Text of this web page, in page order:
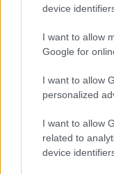
device
I want to allow
Google for
I want to allow
personalized
I want to allow
related to
device
A GYŐRI AUDI
Az energiaellátás
előrébb hozták a